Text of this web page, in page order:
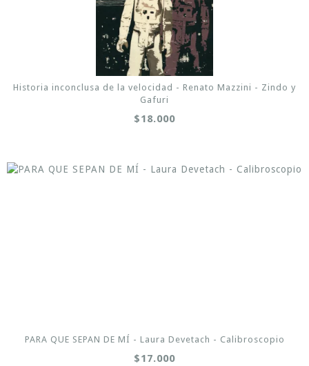
Historia inconclusa de la velocidad - Renato Mazzini - Zindo y
Gafuri
$18.000
PARA QUE SEPAN DE MÍ - Laura Devetach - Calibroscopio
$17.000